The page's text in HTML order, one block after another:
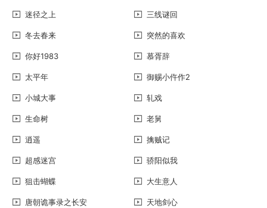
迷径之上 三线谜回
冬去春来 突然的喜欢
你好1983 慕胥辞
太平年 御赐小仵作2
小城大事 轧戏
生命树 老舅
逍遥 擒贼记
超感迷宫 骄阳似我
狙击蝴蝶 大生意人
唐朝诡事录之长安 天地剑心